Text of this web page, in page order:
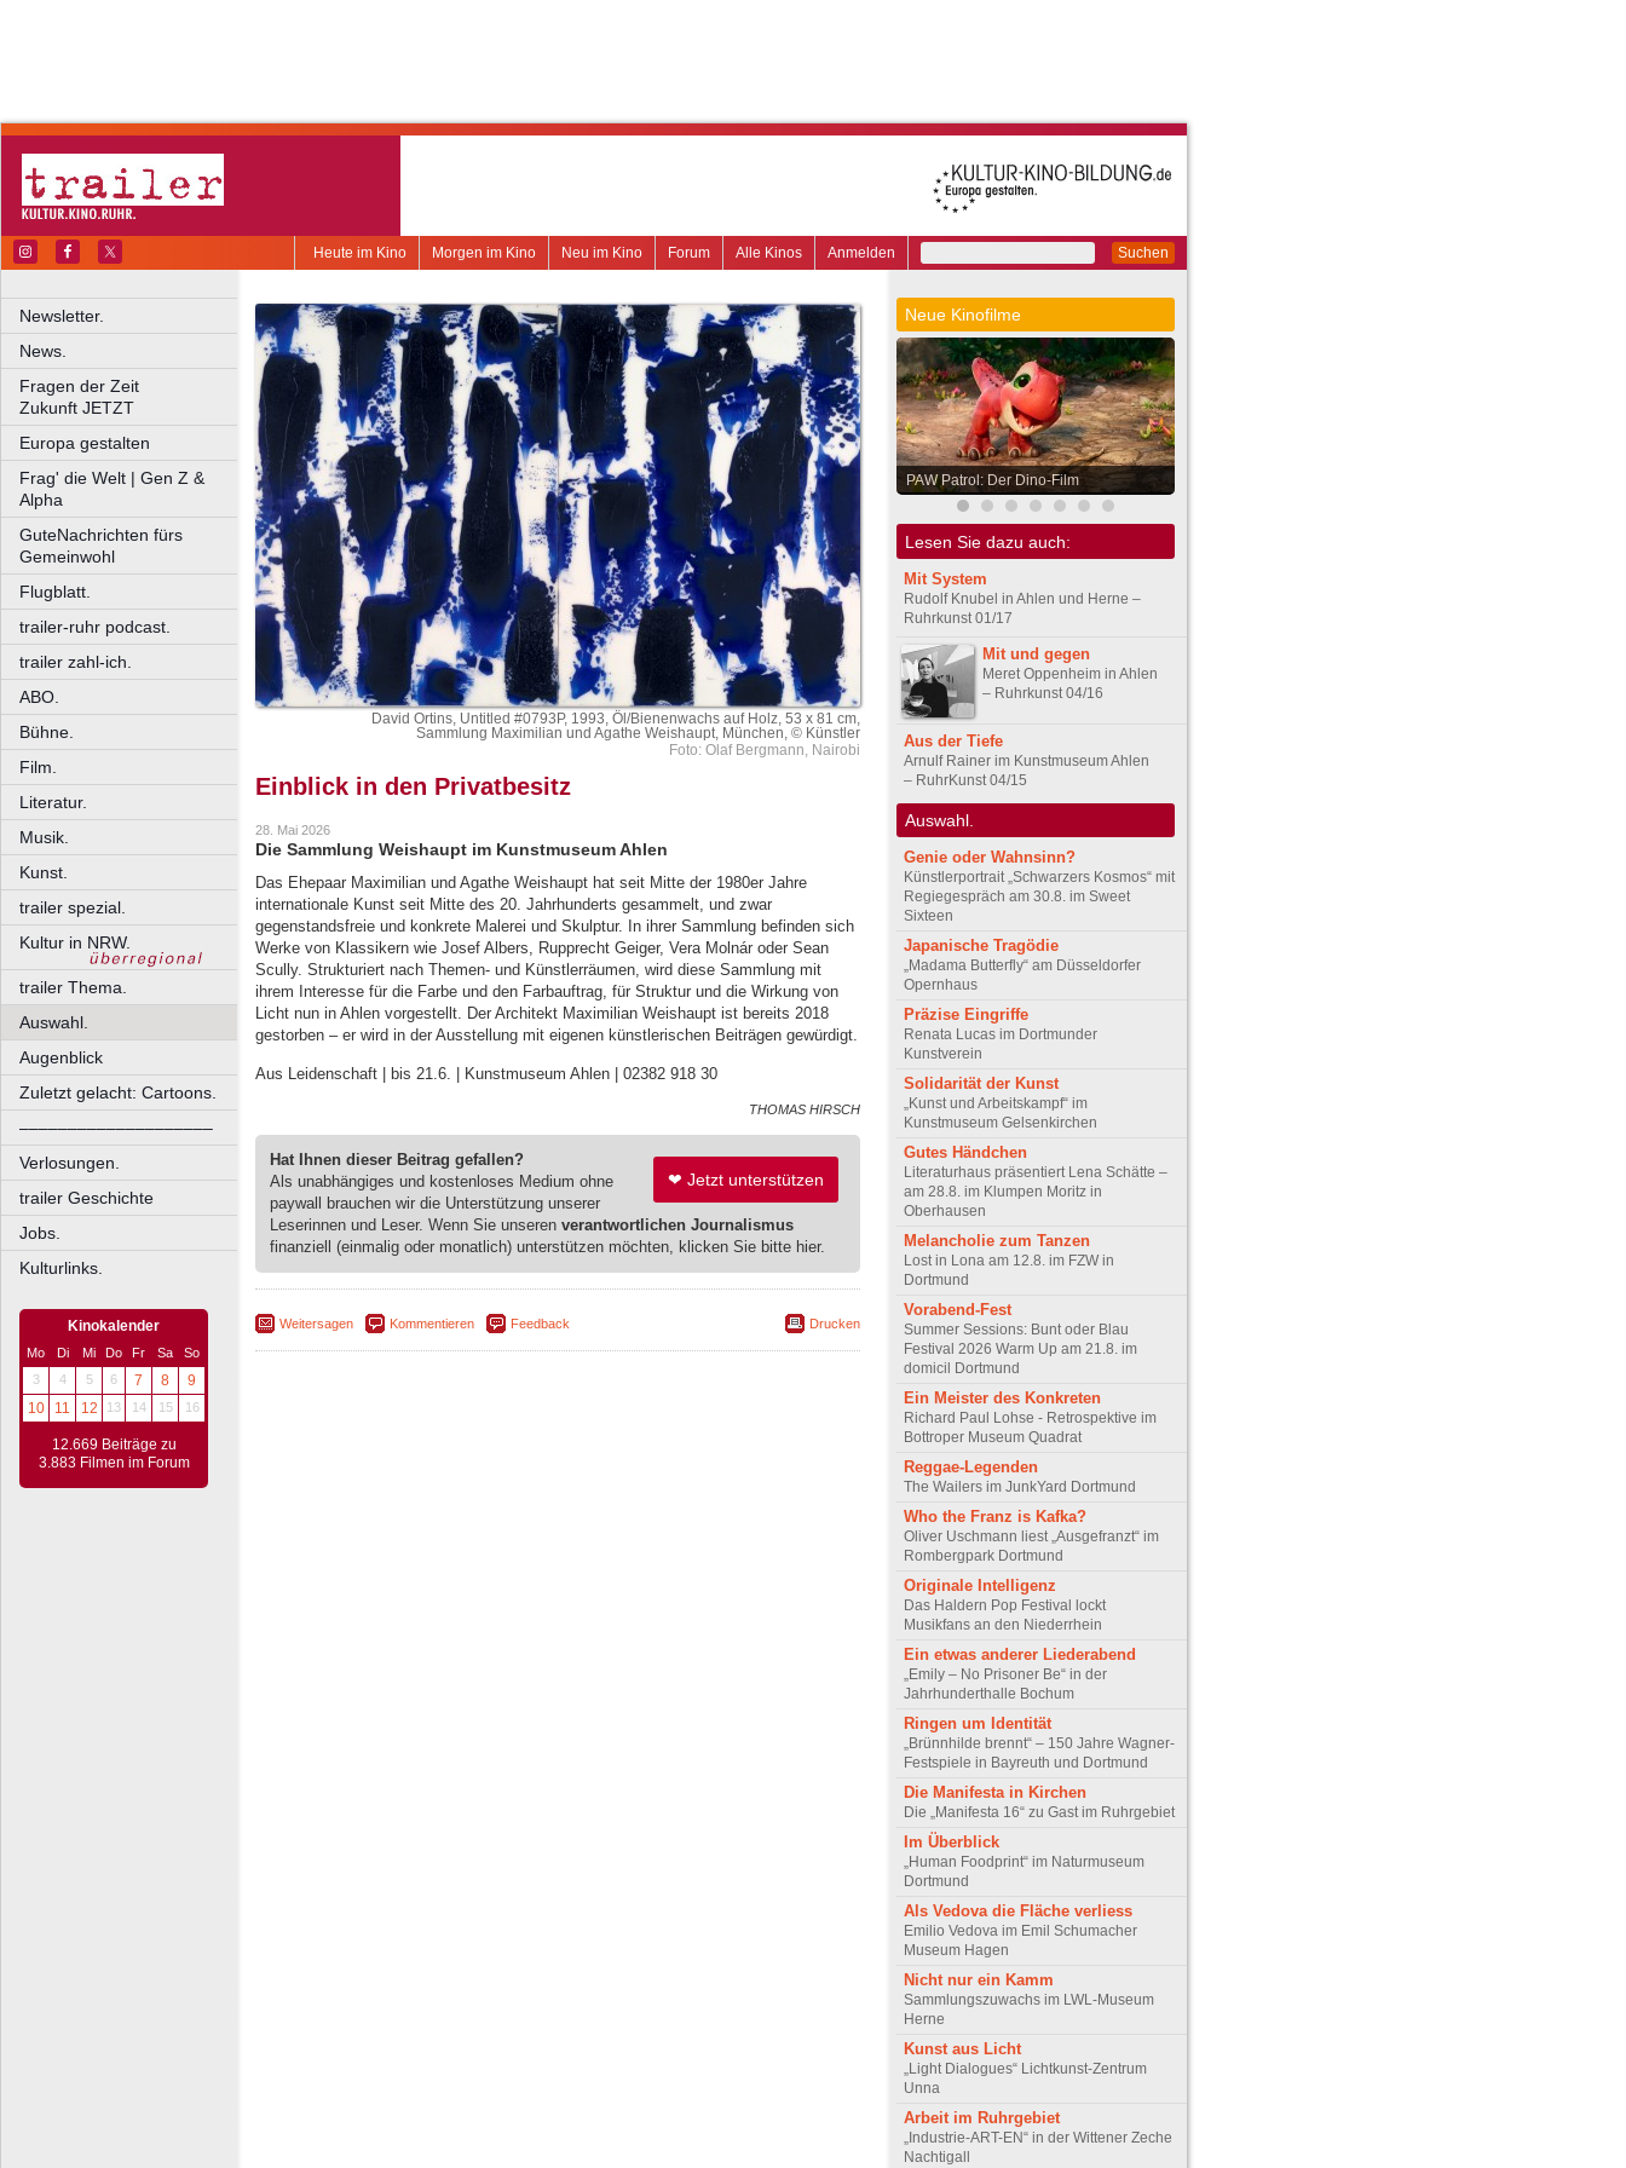
Suchen
Anmelden
Alle Kinos
Forum
Neu im Kino
Morgen im Kino
Heute im Kino
Newsletter.
News.
Fragen der Zeit
Zukunft JETZT
Europa gestalten
Frag' die Welt | Gen Z &
Alpha
GuteNachrichten fürs
Gemeinwohl
Flugblatt.
trailer-ruhr podcast.
trailer zahl-ich.
ABO.
Bühne.
Film.
Literatur.
Musik.
Kunst.
trailer spezial.
Kultur in NRW.
trailer Thema.
Auswahl.
Augenblick
Zuletzt gelacht: Cartoons.
––––––––––––––––––––
Verlosungen.
trailer Geschichte
Jobs.
Kulturlinks.
Kinokalender
Mo Di Mi Do Fr Sa
So
3
4 5 6 7 8
9
10
11 12 13 14 15 16
12.669 Beiträge zu
3.883 Filmen im Forum
David Ortins, Untitled #0793P, 1993, Öl/Bienenwachs auf Holz, 53 x 81 cm,
Sammlung Maximilian und Agathe Weishaupt, München, © Künstler
Foto: Olaf Bergmann, Nairobi
Einblick in den Privatbesitz
28. Mai 2026
Die Sammlung Weishaupt im Kunstmuseum Ahlen
Das Ehepaar Maximilian und Agathe Weishaupt hat seit Mitte der 1980er Jahre
internationale Kunst seit Mitte des 20. Jahrhunderts gesammelt, und zwar
gegenstandsfreie und konkrete Malerei und Skulptur. In ihrer Sammlung befinden sich
Werke von Klassikern wie Josef Albers, Rupprecht Geiger, Vera Molnár oder Sean
Scully. Strukturiert nach Themen- und Künstlerräumen, wird diese Sammlung mit
ihrem Interesse für die Farbe und den Farbauftrag, für Struktur und die Wirkung von
Licht nun in Ahlen vorgestellt. Der Architekt Maximilian Weishaupt ist bereits 2018
gestorben – er wird in der Ausstellung mit eigenen künstlerischen Beiträgen gewürdigt.
Aus Leidenschaft | bis 21.6. | Kunstmuseum Ahlen | 02382 918 30
THOMAS HIRSCH
❤ Jetzt unterstützen
Hat Ihnen dieser Beitrag gefallen?
Als unabhängiges und kostenloses Medium ohne
paywall brauchen wir die Unterstützung unserer
Leserinnen und Leser. Wenn Sie unseren verantwortlichen Journalismus
finanziell (einmalig oder monatlich) unterstützen möchten, klicken Sie bitte hier.
Weitersagen Kommentieren Feedback Drucken
Neue Kinofilme
PAW Patrol: Der Dino-Film
Lesen Sie dazu auch:
Mit System
Rudolf Knubel in Ahlen und Herne –
Ruhrkunst 01/17
Mit und gegen
Meret Oppenheim in Ahlen
– Ruhrkunst 04/16
Aus der Tiefe
Arnulf Rainer im Kunstmuseum Ahlen
– RuhrKunst 04/15
Auswahl.
Genie oder Wahnsinn?
Künstlerportrait „Schwarzers Kosmos“ mit
Regiegespräch am 30.8. im Sweet
Sixteen
Japanische Tragödie
„Madama Butterfly“ am Düsseldorfer
Opernhaus
Präzise Eingriffe
Renata Lucas im Dortmunder
Kunstverein
Solidarität der Kunst
„Kunst und Arbeitskampf“ im
Kunstmuseum Gelsenkirchen
Gutes Händchen
Literaturhaus präsentiert Lena Schätte –
am 28.8. im Klumpen Moritz in
Oberhausen
Melancholie zum Tanzen
Lost in Lona am 12.8. im FZW in
Dortmund
Vorabend-Fest
Summer Sessions: Bunt oder Blau
Festival 2026 Warm Up am 21.8. im
domicil Dortmund
Ein Meister des Konkreten
Richard Paul Lohse - Retrospektive im
Bottroper Museum Quadrat
Reggae-Legenden
The Wailers im JunkYard Dortmund
Who the Franz is Kafka?
Oliver Uschmann liest „Ausgefranzt“ im
Rombergpark Dortmund
Originale Intelligenz
Das Haldern Pop Festival lockt
Musikfans an den Niederrhein
Ein etwas anderer Liederabend
„Emily – No Prisoner Be“ in der
Jahrhunderthalle Bochum
Ringen um Identität
„Brünnhilde brennt“ – 150 Jahre Wagner-
Festspiele in Bayreuth und Dortmund
Die Manifesta in Kirchen
Die „Manifesta 16“ zu Gast im Ruhrgebiet
Im Überblick
„Human Foodprint“ im Naturmuseum
Dortmund
Als Vedova die Fläche verliess
Emilio Vedova im Emil Schumacher
Museum Hagen
Nicht nur ein Kamm
Sammlungszuwachs im LWL-Museum
Herne
Kunst aus Licht
„Light Dialogues“ Lichtkunst-Zentrum
Unna
Arbeit im Ruhrgebiet
„Industrie-ART-EN“ in der Wittener Zeche
Nachtigall